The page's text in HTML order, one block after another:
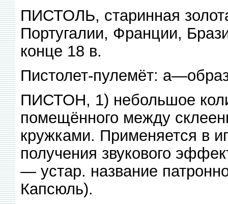
ПИСТОЛЬ, старинная
Португалии, Франции,
конце 18 в.
Пистолет-пулемёт:
ПИСТОН, 1) небольшое
помещённого между
кружками. Применяется в
получения звукового
— устар. название
Капсюль).